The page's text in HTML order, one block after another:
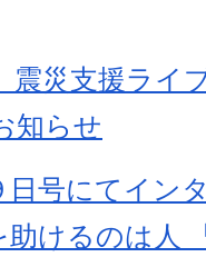
災支援ライ
知らせ
日号にてイン
助けるのは人